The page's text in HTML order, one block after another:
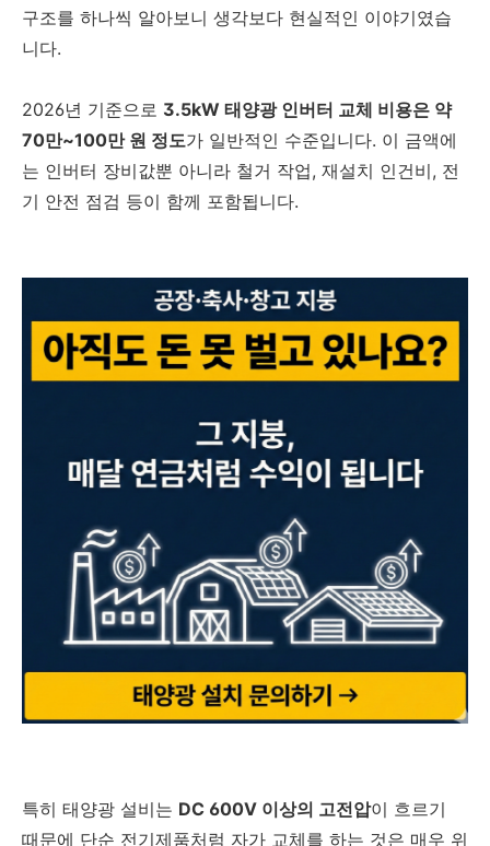
구조를 하나씩 알아보니 생각보다 현실적인 이야기였습
니다.
2026년 기준으로 3.5kW 태양광 인버터 교체 비용은 약
70만~100만 원 정도가 일반적인 수준입니다. 이 금액에
는 인버터 장비값뿐 아니라 철거 작업, 재설치 인건비, 전
기 안전 점검 등이 함께 포함됩니다.
특히 태양광 설비는 DC 600V 이상의 고전압이 흐르기
때문에 단순 전기제품처럼 자가 교체를 하는 것은 매우 위